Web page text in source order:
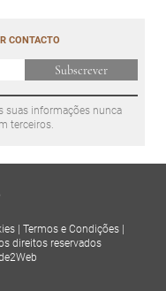
CONTACTO
Subscrever
suas informações nunca
terceiros.
Termos e Condições
direitos reservados